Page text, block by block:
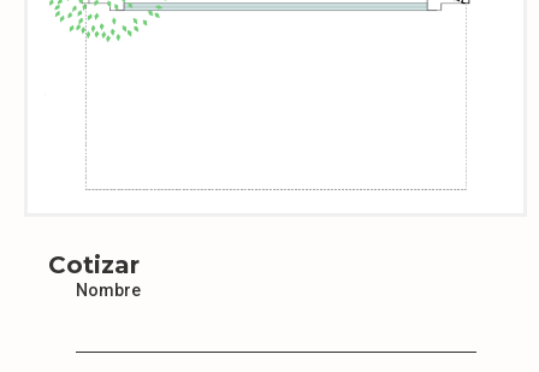
Cotizar
Nombre